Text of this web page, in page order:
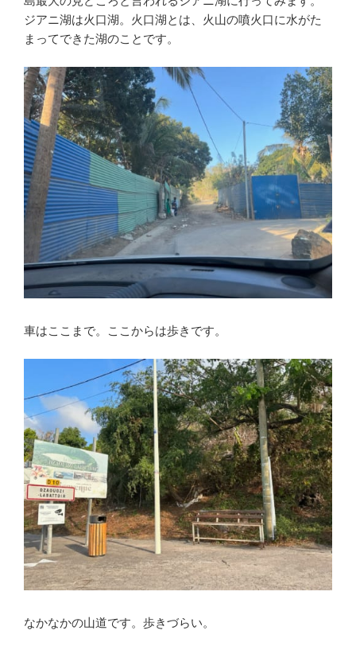
ジアニ湖は火口湖。火口湖とは、火山の噴火口に水がた
まってできた湖のことです。
車はここまで。ここからは歩きです。
なかなかの山道です。歩きづらい。